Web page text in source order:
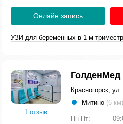
Онлайн запись
УЗИ для беременных в 1-м
1 отзыв
ГолденМед
Красногорск,
Митино (6 км)
Пн-Пт: